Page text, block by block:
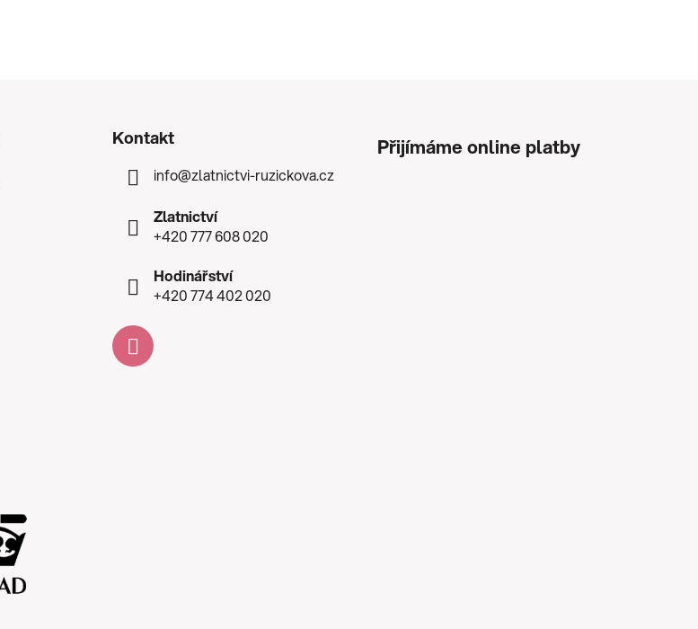
Kontakt
info@zlatnictvi-ruzickova.cz
Zlatnictví
+420 777 608 020
Hodinářství
+420 774 402 020
Přijímáme online platby